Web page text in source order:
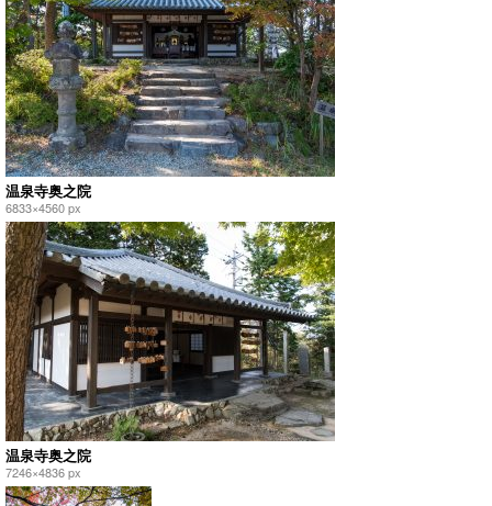
温泉寺奥之院
6833×4560 px
温泉寺奥之院
7246×4836 px